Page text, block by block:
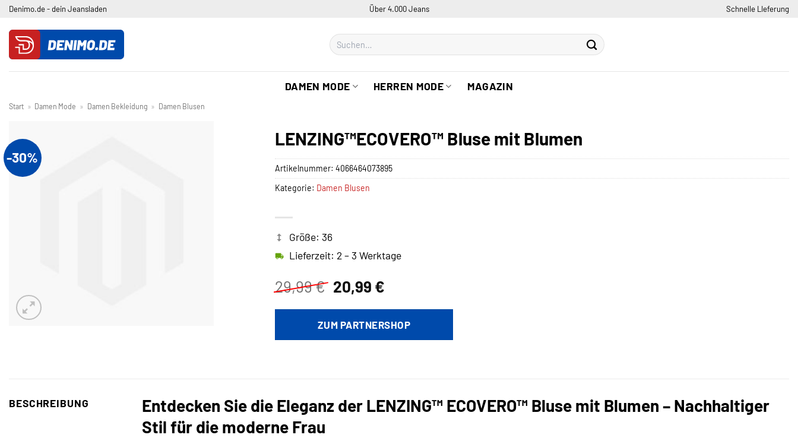
Zum
springen
Denimo.de - dein Jeansladen Über 4.000 Jeans Schnelle LIeferung
Suchen
nach:
DAMEN MODE HERREN MODE MAGAZIN
Start » Damen Mode » Damen Bekleidung » Damen Blusen
-30%
LENZING™ECOVERO™ Bluse mit Blumen
29,99€ Ursprünglicher
29,99 €
20,99 €Aktueller
20,99 €.
Größe: 36
Lieferzeit: 2 – 3 Werktage
ZUM PARTNERSHOP
Artikelnummer: 4066464073895
Kategorie: Damen Blusen
BESCHREIBUNG
Entdecken Sie die Eleganz der LENZING™ ECOVERO™ Bluse mit Blumen – Nachhaltiger
Stil für die moderne Frau